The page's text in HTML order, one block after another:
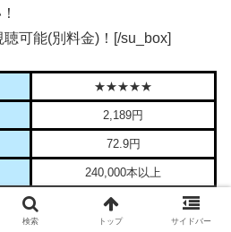
可能(別料金)！[/su_box]
★★★★★
2,189円
72.9円
240,000本以上
31日間
検索 トップ サイドバー